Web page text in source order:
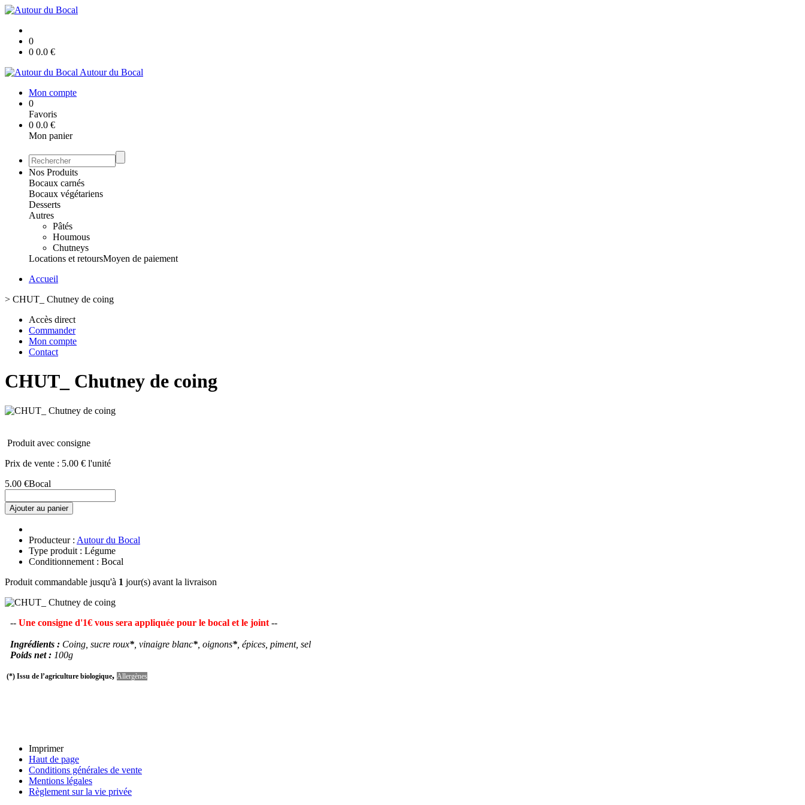
0
0 0.0 €
Autour du Bocal
Mon compte
0
Favoris
0 0.0 €
Mon panier
Nos Produits
Bocaux carnés
Bocaux végétariens
Desserts
Autres
Pâtés
Houmous
Chutneys
Locations et retoursMoyen de paiement
Accueil
> CHUT_ Chutney de coing
Accès direct
Commander
Mon compte
Contact
CHUT_ Chutney de coing
Produit avec consigne
Prix de vente : 5.00 € l'unité
5.00 €Bocal
Ajouter au panier
Producteur : Autour du Bocal
Type produit : Légume
Conditionnement : Bocal
Produit commandable jusqu'à 1 jour(s) avant la livraison
--Une consigne d'1€ vous sera appliquée pour le bocal et le joint --
Ingrédients : Coing, sucre roux* , vinaigre blanc* , oignons* , épices, piment, sel
Poids net : 100g
(*) Issu de l’agriculture biologique, Allergènes
Imprimer
Haut de page
Conditions générales de vente
Mentions légales
Règlement sur la vie privée